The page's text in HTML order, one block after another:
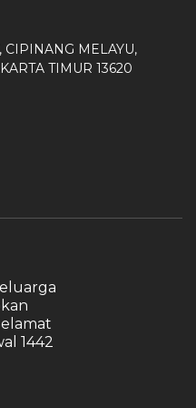
CIPINANG MELAYU,
TIMUR 13620
1442